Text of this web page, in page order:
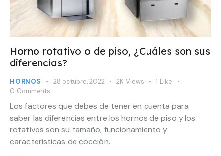
Horno rotativo o de piso, ¿Cuáles son sus
diferencias?
HORNOS 28 octubre, 2022 2K Views 1 Like
0 Comments
Los factores que debes de tener en cuenta para
saber las diferencias entre los hornos de piso y los
rotativos son su tamaño, funcionamiento y
características de cocción.